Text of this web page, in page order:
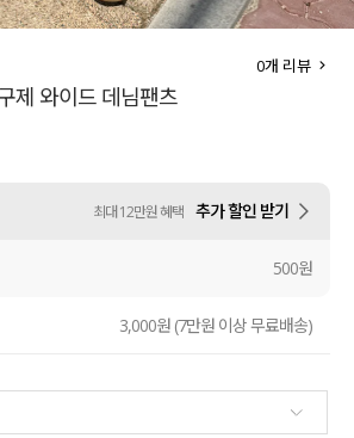
언더웨어
제 와이드 데님팬츠
0개 리뷰
최대 12만원 혜택 추가 할인 받기
500원
3,000원 (7만원 이상 무료배송)